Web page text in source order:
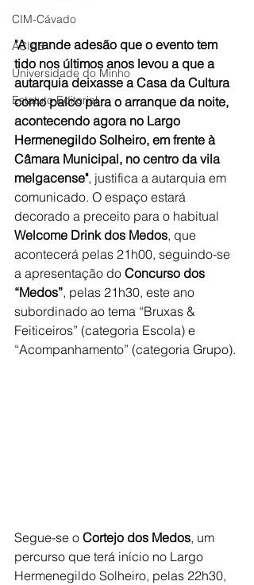
CIM-Cávado
ACIAB
Universidade do Minho
Estatuto Editorial
"A grande adesão que o evento tem
tido nos últimos anos levou a que a
autarquia deixasse a Casa da Cultura
como palco para o arranque da noite,
acontecendo agora no Largo
Hermenegildo Solheiro, em frente à
Câmara Municipal, no centro da vila
melgacense", justifica a autarquia em
comunicado. O espaço estará
decorado a preceito para o habitual
Welcome Drink dos Medos, que
acontecerá pelas 21h00, seguindo-se
a apresentação do Concurso dos
“Medos”, pelas 21h30, este ano
subordinado ao tema “Bruxas &
Feiticeiros” (categoria Escola) e
“Acompanhamento” (categoria Grupo).
Segue-se o Cortejo dos Medos, um
percurso que terá início no Largo
Hermenegildo Solheiro, pelas 22h30,